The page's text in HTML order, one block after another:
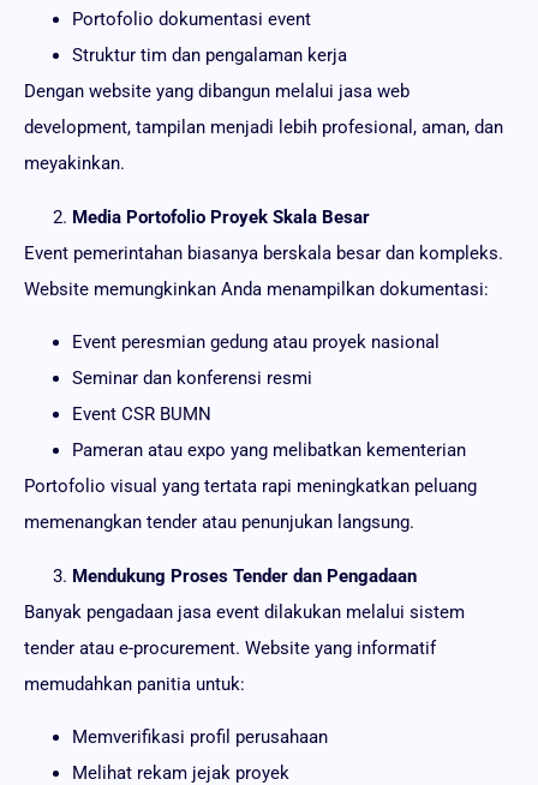
Portofolio dokumentasi event
Struktur tim dan pengalaman kerja
Dengan website yang dibangun melalui jasa web
development, tampilan menjadi lebih profesional, aman, dan
meyakinkan.
Media Portofolio Proyek Skala Besar
Event pemerintahan biasanya berskala besar dan kompleks.
Website memungkinkan Anda menampilkan dokumentasi:
Event peresmian gedung atau proyek nasional
Seminar dan konferensi resmi
Event CSR BUMN
Pameran atau expo yang melibatkan kementerian
Portofolio visual yang tertata rapi meningkatkan peluang
memenangkan tender atau penunjukan langsung.
Mendukung Proses Tender dan Pengadaan
Banyak pengadaan jasa event dilakukan melalui sistem
tender atau e-procurement. Website yang informatif
memudahkan panitia untuk:
Memverifikasi profil perusahaan
Melihat rekam jejak proyek